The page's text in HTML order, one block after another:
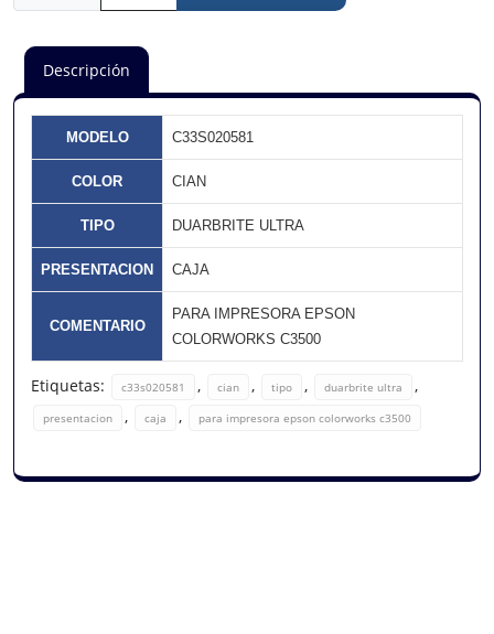
Descripción
MODELO C33S020581
COLOR CIAN
TIPO DUARBRITE ULTRA
PRESENTACION CAJA
COMENTARIO
PARA IMPRESORA EPSON
COLORWORKS C3500
Etiquetas: c33s020581 , cian , tipo , duarbrite ultra ,
presentacion , caja , para impresora epson colorworks c3500